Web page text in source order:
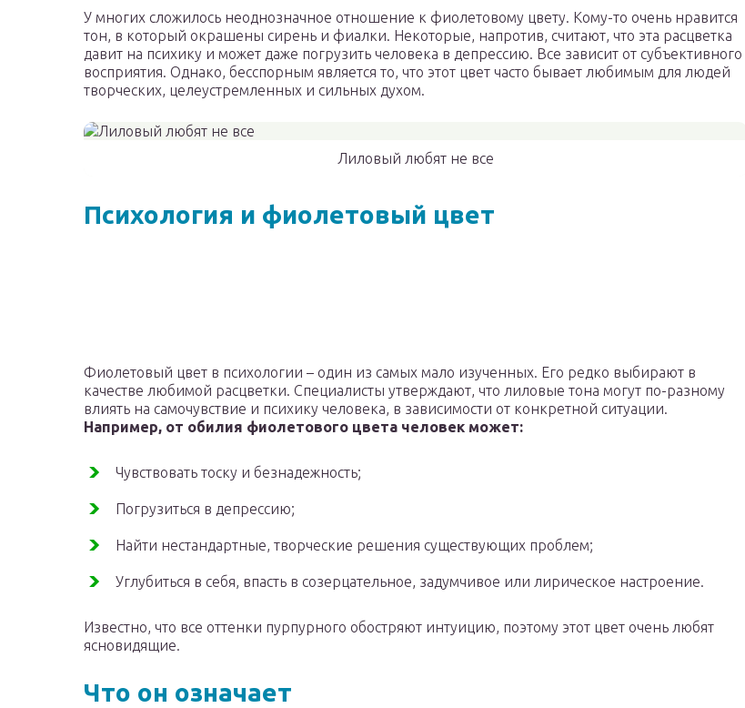
У многих сложилось неоднозначное отношение к фиолетовому цвету. Кому-то очень нравится
тон, в который окрашены сирень и фиалки. Некоторые, напротив, считают, что эта расцветка
давит на психику и может даже погрузить человека в депрессию. Все зависит от субъективного
восприятия. Однако, бесспорным является то, что этот цвет часто бывает любимым для людей
творческих, целеустремленных и сильных духом.
Лиловый любят не все
Психология и фиолетовый цвет
Фиолетовый цвет в психологии – один из самых мало изученных. Его редко выбирают в
качестве любимой расцветки. Специалисты утверждают, что лиловые тона могут по-разному
влиять на самочувствие и психику человека, в зависимости от конкретной ситуации.
Например, от обилия фиолетового цвета человек может:
Чувствовать тоску и безнадежность;
Погрузиться в депрессию;
Найти нестандартные, творческие решения существующих проблем;
Углубиться в себя, впасть в созерцательное, задумчивое или лирическое настроение.
Известно, что все оттенки пурпурного обостряют интуицию, поэтому этот цвет очень любят
ясновидящие.
Что он означает